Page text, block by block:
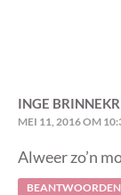
INGE
MEI 11, 2016 OM
Alweer zo’n
BEANTWOORDEN